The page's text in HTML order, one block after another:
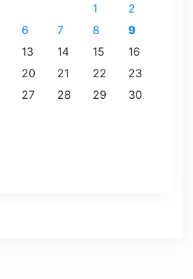
1
2
6 7 8
9
13 14 15
16
20 21 22
23
27 28 29
30